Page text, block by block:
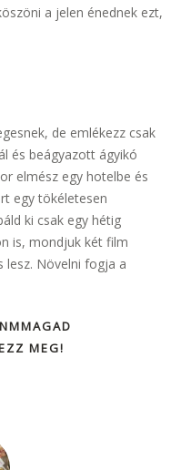
a jelen énednek ezt,
de emlékezz csak
és beágyazott ágyikó
elmész egy hotelbe és
egy tökéletesen
ki csak egy hétig
is, mondjuk két film
Növelni fogja a
MEG!